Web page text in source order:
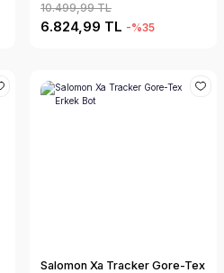
10.499,99 TL
6.824,99 TL -%35
Salomon Xa Tracker Gore-Tex